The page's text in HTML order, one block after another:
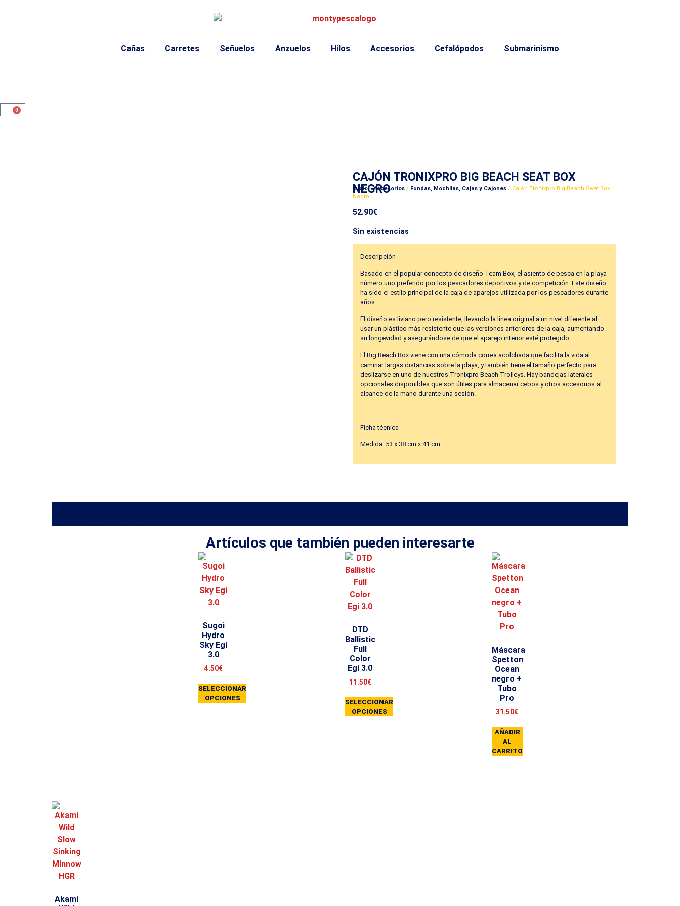
Cañas Carretes Señuelos Anzuelos Hilos Accesorios Cefalópodos Submarinismo
0
CAJÓN TRONIXPRO BIG BEACH SEAT BOX
NEGRO
Inicio/Accesorios / Fundas, Mochilas, Cajas y Cajones / Cajón Tronixpro Big Beach Seat Box
Negro
52.90€
Sin existencias
Descripción
Basado en el popular concepto de diseño Team Box, el asiento de pesca en la playa
número uno preferido por los pescadores deportivos y de competición. Este diseño
ha sido el estilo principal de la caja de aparejos utilizada por los pescadores durante
años.
El diseño es liviano pero resistente, llevando la línea original a un nivel diferente al
usar un plástico más resistente que las versiones anteriores de la caja, aumentando
su longevidad y asegurándose de que el aparejo interior esté protegido.
El Big Beach Box viene con una cómoda correa acolchada que facilita la vida al
caminar largas distancias sobre la playa, y también tiene el tamaño perfecto para
deslizarse en uno de nuestros Tronixpro Beach Trolleys. Hay bandejas laterales
opcionales disponibles que son útiles para almacenar cebos y otros accesorios al
alcance de la mano durante una sesión.
Ficha técnica
Medida: 53 x 38 cm x 41 cm.
Artículos que también pueden interesarte
Sugoi
Hydro
Sky Egi
3.0
4.50€
SELECCIONAR
OPCIONES
DTD
Ballistic
Full
Color
Egi 3.0
11.50€
SELECCIONAR
OPCIONES
Máscara
Spetton
Ocean
negro +
Tubo
Pro
31.50€
AÑADIR
AL
CARRITO
Akami